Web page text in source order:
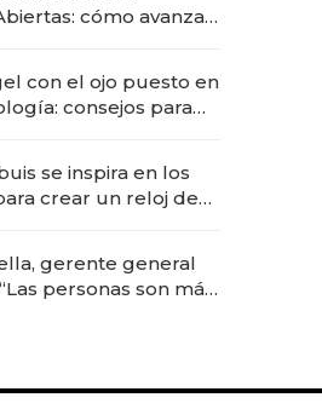
cómo avanza
con el ojo puesto en
consejos para
se inspira en los
crear un reloj de
gerente general
personas son más